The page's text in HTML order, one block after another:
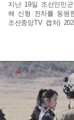
지난 19일 조선인민
해 신형 전차를 동원
조선중앙TV 캡처)